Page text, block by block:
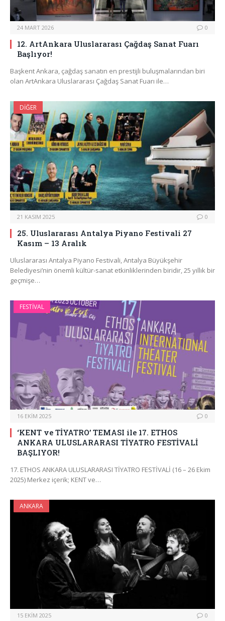
24 MART 2026 0
12. ArtAnkara Uluslararası Çağdaş Sanat Fuarı
Başlıyor!
Başkent Ankara, çağdaş sanatın en prestijli buluşmalarından biri
olan ArtAnkara Uluslararası Çağdaş Sanat Fuarı ile…
DIĞER
21 KASIM 2025 0
25. Uluslararası Antalya Piyano Festivali 27
Kasım – 13 Aralık
Uluslararası Antalya Piyano Festivali, Antalya Büyükşehir
Belediyesi’nin önemli kültür-sanat etkinliklerinden biridir, 25 yıllık bir
geçmişe…
FESTIVAL
16 EKIM 2025 0
‘KENT ve TİYATRO’ TEMASI ile 17. ETHOS
ANKARA ULUSLARARASI TİYATRO FESTİVALİ
BAŞLIYOR!
17. ETHOS ANKARA ULUSLARARASI TİYATRO FESTİVALİ (16 – 26 Ekim
2025) Merkez içerik; KENT ve…
ANKARA
15 EKIM 2025 0